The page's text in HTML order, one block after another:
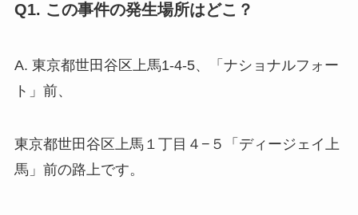
Q1. この事件の発生場所はどこ？
A. 東京都世田谷区上馬1-4-5、「ナショナルフォー
ト」前、
東京都世田谷区上馬１丁目４−５「ディージェイ上
馬」前の路上です。